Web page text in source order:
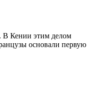
В Кении этим делом
основали первую